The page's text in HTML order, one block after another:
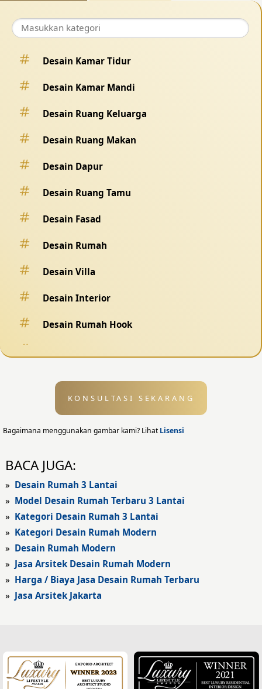
Desain Kamar Tidur
Desain Kamar Mandi
Desain Ruang Keluarga
Desain Ruang Makan
Desain Dapur
Desain Ruang Tamu
Desain Fasad
Desain Rumah
Desain Villa
Desain Interior
Desain Rumah Hook
Desain Eksterior
Desain Eksterior Rumah
Desain Rumah Modern
Fasad Rumah Modern
Fasad Kantor
Fasad Hotel
Desain Rumah Mediteran
KONSULTASI SEKARANG
Bagaimana menggunakan gambar kami? LihatLisensi
BACA JUGA:
» Desain Rumah 3 Lantai
» Model Desain Rumah Terbaru 3 Lantai
» Kategori Desain Rumah 3 Lantai
» Kategori Desain Rumah Modern
» Desain Rumah Modern
» Jasa Arsitek Desain Rumah Modern
» Harga / Biaya Jasa Desain Rumah Terbaru
» Jasa Arsitek Jakarta